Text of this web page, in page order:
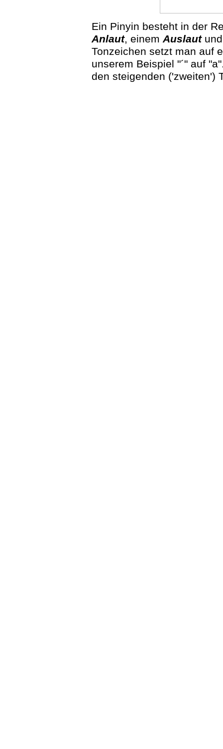
Ein Pinyin besteht in der
Anlaut, einem Auslaut
Tonzeichen setzt man auf
unserem Beispiel "´" auf
den steigenden ('zweiten')